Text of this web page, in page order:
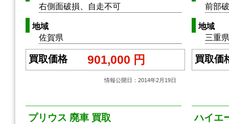
右側面破損、自走不可
地域
佐賀県
買取価格 901,000 円
情報公開日：2014年2月19日
前部
地域
三重県
買取価
プリウス 廃車 買取 ハイエ